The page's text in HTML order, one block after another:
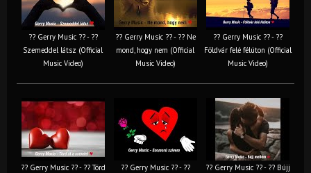
?? Gerry Music ?? - ??
Szemeddel látsz (Official
Music Video)
?? Gerry Music ?? - ?? Ne
mond, hogy nem (Official
Music Video)
?? Gerry Music ?? - ??
Földvár felé félúton (Official
Music Video)
?? Gerry Music ?? - ?? Törd
?? Gerry Music ?? - ??
?? Gerry Music ?? - ?? Bújj